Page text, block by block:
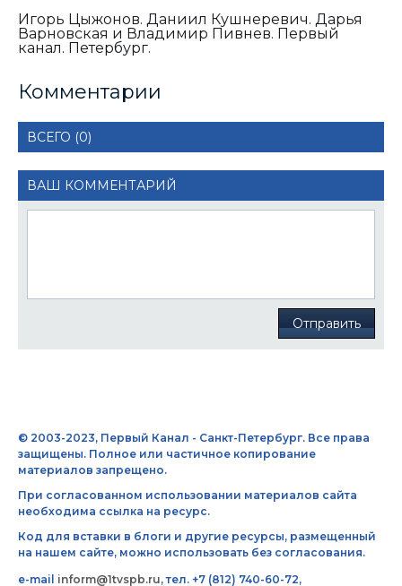
Игорь Цыжонов. Даниил Кушнеревич. Дарья
Варновская и Владимир Пивнев. Первый
канал. Петербург.
Комментарии
ВСЕГО (0)
ВАШ КОММЕНТАРИЙ
Отправить
© 2003-2023, Первый Канал - Санкт-Петербург. Все права
защищены. Полное или частичное копирование
материалов запрещено.
При согласованном использовании материалов сайта
необходима ссылка на ресурс.
Код для вставки в блоги и другие ресурсы, размещенный
на нашем сайте, можно использовать без согласования.
e-mail inform@1tvspb.ru, тел. +7 (812) 740-60-72,